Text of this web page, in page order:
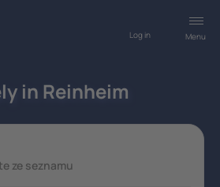
Menu
Log in
in Reinheim